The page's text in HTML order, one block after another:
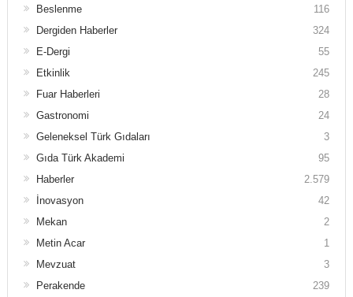
Beslenme
116
Dergiden Haberler
324
E-Dergi
55
Etkinlik
245
Fuar Haberleri
28
Gastronomi
24
Geleneksel Türk Gıdaları
3
Gıda Türk Akademi
95
Haberler
2.579
İnovasyon
42
Mekan
2
Metin Acar
1
Mevzuat
3
Perakende
239